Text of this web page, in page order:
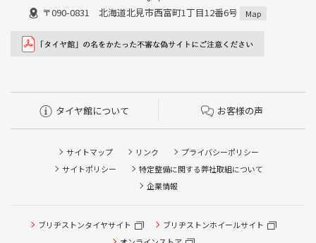
〒090-0831 北海道北見市西富町1丁目12番6号
Map
タイヤ館について お客様の声
サイトマップ リンク
プライバシーポリシー
サイトポリシー
特定整備に関する弊社取組について
企業情報
ブリヂストンタイヤサイト
ブリヂストンホイールサイト
タイヤ点検・安全点検/タイヤ履き替え/オイル交換/その他
ピット作業の予約